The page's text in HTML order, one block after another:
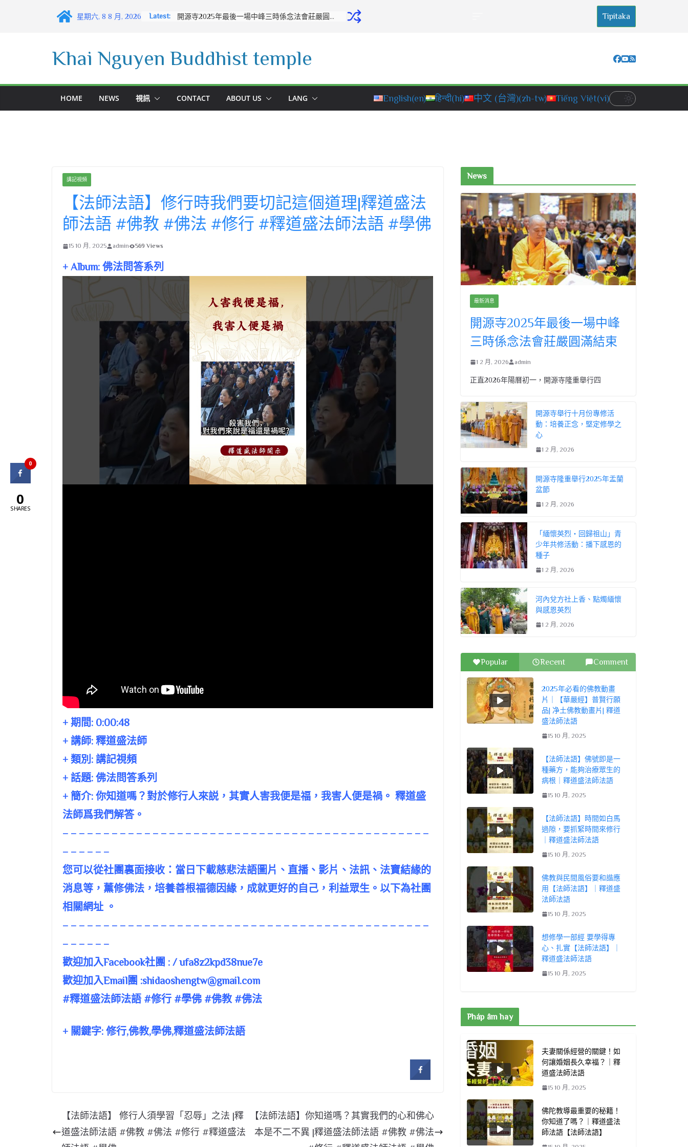
星期六, 8 8 月, 2026 Latest: Tipitaka
Khai Nguyen Buddhist temple
HOME NEWS 視訊 CONTACT ABOUT US LANG English(en) हिन्दी(hi) 中文 (台灣)(zh-tw) Tiếng Việt(vi)
講記視頻
【法師法語】修行時我們要切記這個道理|釋道盛法
師法語 #佛教 #佛法 #修行 #釋道盛法師法語 #學佛
15 10 月, 2025 admin 569 Views
+ Album: 佛法問答系列
+ 期間: 0:00:48
+ 講師: 釋道盛法師
+ 類別: 講記視頻
+ 話題: 佛法問答系列
+ 簡介: 你知道嗎？對於修行人來説，其實人害我便是福，我害人便是禍。 釋道盛
法師爲我們解答。
– – – – – – – – – – – – – – – – – – – – – – – – – – – – – – – – – – – – – – – – – – – – –
– – – – – –
您可以從社團裏面接收：當日下載慈悲法語圖片、直播、影片、法訊、法寶結緣的
消息等，薰修佛法，培養善根福德因緣，成就更好的自己，利益眾生。以下為社團
相關網址 。
– – – – – – – – – – – – – – – – – – – – – – – – – – – – – – – – – – – – – – – – – – – – –
– – – – – –
歡迎加入Facebook社團 : / ufa8z2kpd38nue7e
歡迎加入Email團 :shidaoshengtw@gmail.com
#釋道盛法師法語 #修行 #學佛 #佛教 #佛法
+ 關鍵字: 修行,佛教,學佛,釋道盛法師法語
【法師法語】 修行人須學習「忍辱」之法 |釋
道盛法師法語 #佛教 #佛法 #修行 #釋道盛法
【法師法語】你知道嗎？其實我們的心和佛心
本是不二不異 |釋道盛法師法語 #佛教 #佛法
News
最新消息
開源寺2025年最後一場中峰
三時係念法會莊嚴圓滿結束
1 2 月, 2026 admin
正直2026年陽曆初一，開源寺隆重舉行四
開源寺舉行十月份專修活
動：培養正念，堅定修學之
心
1 2 月, 2026
開源寺隆重舉行2025年盂蘭
盆節
1 2 月, 2026
「緬懷英烈・回歸祖山」青
少年共修活動：播下感恩的
種子
1 2 月, 2026
河內兌方社上香、點燭緬懷
與感恩英烈
1 2 月, 2026
Popular Recent Comment
2025年必看的佛教動畫
片｜【華嚴經】普賢行願
品| 净土佛教動畫片| 釋道
盛法師法語
15 10 月, 2025
【法師法語】佛號即是一
種藥方，能夠治療眾生的
病根｜釋道盛法師法語
15 10 月, 2025
【法師法語】時間如白馬
過隙，要抓緊時間來修行
｜釋道盛法師法語
15 10 月, 2025
佛教與民間風俗要和諧應
用【法師法語】｜釋道盛
法師法語
15 10 月, 2025
想修學一部經 要學得專
心、扎實【法師法語】｜
釋道盛法師法語
15 10 月, 2025
Pháp âm hay
夫妻關係經營的關鍵！如
何讓婚姻長久幸福？｜釋
道盛法師法語
15 10 月, 2025
佛陀教導最重要的秘籍！
你知道了嗎？｜釋道盛法
師法語【法師法語】
0
0
SHARES